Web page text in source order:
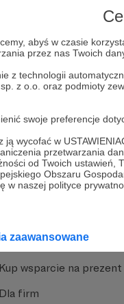
abyś w czasie
przez nas Twoich
z technologii
z o.o. oraz podmioty
swoje preferencje
wycofać w
przetwarzania
od Twoich ustawień,
Obszaru
w naszej polityce
zaawansowane
to działa
Patronite
Patronite?
Twórców
Kup wsparcie na prezent
Dla firm